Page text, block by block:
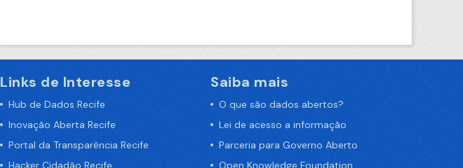
Links de Interesse
Hub de Dados Recife
Inovação Aberta Recife
Portal da Transparência Recife
Hacker Cidadão Recife
Saiba mais
O que são dados abertos?
Lei de acesso a informação
Parceria para Governo Aberto
Open Knowledge Foundation